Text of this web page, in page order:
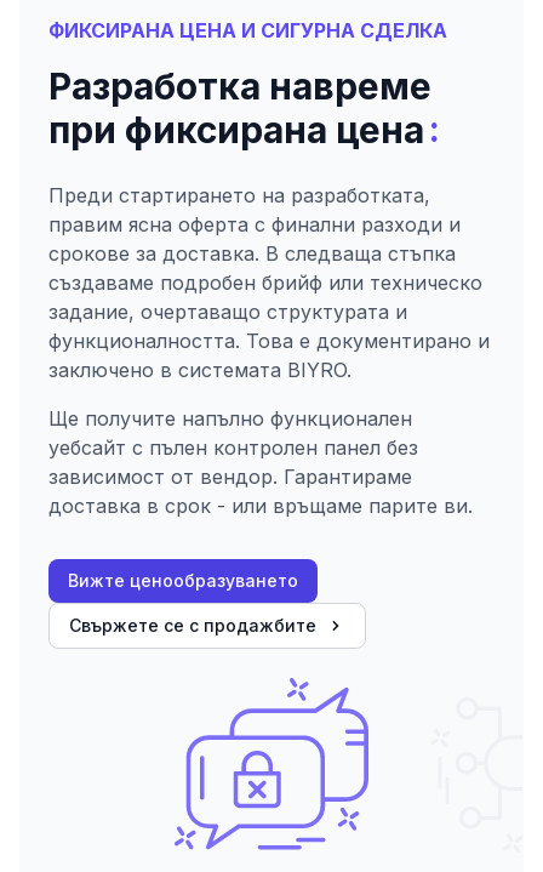
ФИКСИРАНА ЦЕНА И СИГУРНА СДЕЛКА
Разработка навреме
при фиксирана цена:
Преди стартирането на разработката,
правим ясна оферта с финални разходи и
срокове за доставка. В следваща стъпка
създаваме подробен брийф или техническо
задание, очертаващо структурата и
функционалността. Това е документирано и
заключено в системата BIYRO.
Ще получите напълно функционален
уебсайт с пълен контролен панел без
зависимост от вендор. Гарантираме
доставка в срок - или връщаме парите ви.
Вижте ценообразуването
Свържете се с продажбите